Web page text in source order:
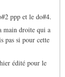
ppp et le do#4.
main droite qui a
pas si pour cette
édité pour le